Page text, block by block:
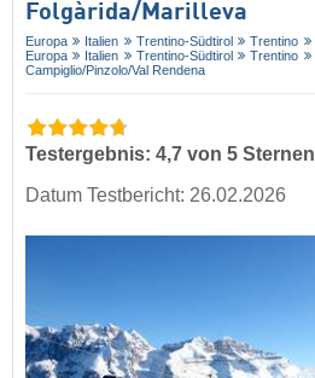
Folgàrida/​Marilleva
Europa Italien Trentino-Südtirol Trentino
Europa
Italien Trentino-Südtirol Trentino
Campiglio/​Pinzolo/​Val Rendena
Testergebnis: 4,7 von 5 Sternen
Datum Testbericht: 26.02.2026